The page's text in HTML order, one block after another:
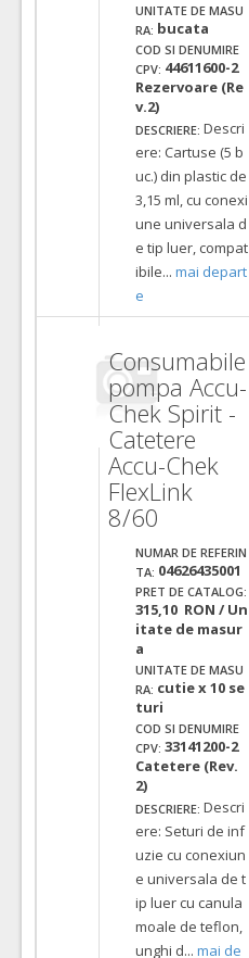
UNITATE DE MASU
RA: bucata
COD SI DENUMIRE
CPV: 44611600-2
Rezervoare (Re
v.2)
DESCRIERE: Descri
ere: Cartuse (5 b
uc.) din plastic de
3,15 ml, cu conexi
une universala d
e tip luer, compat
ibile... mai depart
e
Consumabile
pompa Accu-
Chek Spirit -
Catetere
Accu-Chek
FlexLink
8/60
NUMAR DE REFERIN
TA: 04626435001
PRET DE CATALOG:
315,10 RON / Un
itate de masur
a
UNITATE DE MASU
RA: cutie x 10 se
turi
COD SI DENUMIRE
CPV: 33141200-2
Catetere (Rev.
2)
DESCRIERE: Descri
ere: Seturi de inf
uzie cu conexiun
e universala de t
ip luer cu canula
moale de teflon,
unghi d... mai de